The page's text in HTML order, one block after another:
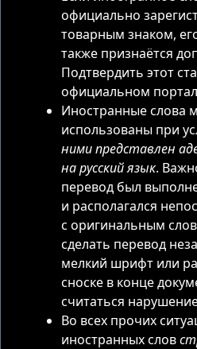
официально
товарным знаком,
также признаётся
Подтвердить этот
официальном
Иностранные слова
использованы при
ними представлен
на русский язык.
перевод был
и располагался
с оригинальным
сделать перевод
мелкий шрифт или
сноске в конце
считаться
Во всех прочих
иностранных слов